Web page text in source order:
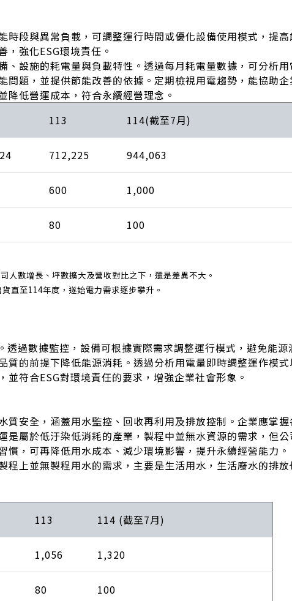
時段與異常負載，可調整運行時間或優化設備使用模式，提
，強化ESG環境責任。
、設施的耗電量與負載特性。透過每月耗電量數據，可分析
問題，並提供節能改善的依據。定期檢視用電趨勢，能協助
降低營運成本，符合永續經營理念。
113 114(截至7月)
712,225 944,063
600 1,000
80 100
人數增長、坪數擴大及營收對比之下，還是差異不大。
直至114年度，遂始電力需求逐步攀升。
透過數據監控，設備可根據實際需求調整運行模式，避免能
質的前提下降低能源消耗。透過分析用電量即時調整運作模
符合ESG對環境責任的要求，增強企業社會形象。
質安全，涵蓋用水監控、回收再利用及排放控制。企業應掌
是屬於低汙染低消耗的產業，製程中並無水資源的需求，但
慣，可再降低用水成本、減少環境影響，提升永續經營能力。
程上並無製程用水的需求，主要是生活用水，生活廢水的排
113 114 (截至7月)
1,056 1,320
80 100